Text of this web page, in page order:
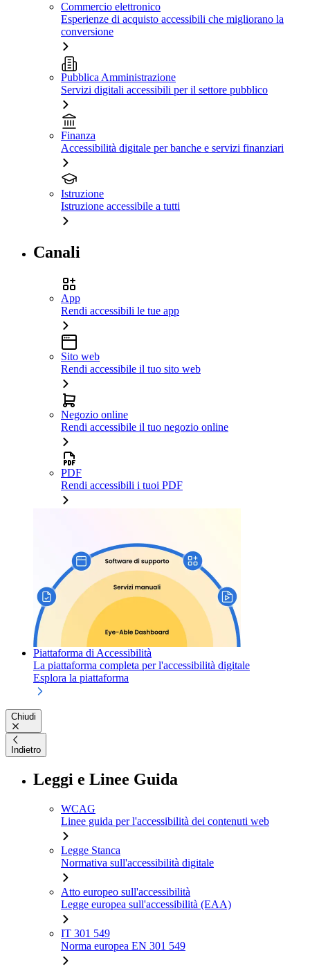
Commercio elettronico
Esperienze di acquisto accessibili che migliorano la
conversione
Pubblica Amministrazione
Servizi digitali accessibili per il settore pubblico
Finanza
Accessibilità digitale per banche e servizi finanziari
Istruzione
Istruzione accessibile a tutti
Canali
App
Rendi accessibili le tue app
Sito web
Rendi accessibile il tuo sito web
Negozio online
Rendi accessibile il tuo negozio online
PDF
Rendi accessibili i tuoi PDF
Piattaforma di Accessibilità
La piattaforma completa per l'accessibilità digitale
Esplora la piattaforma
Chiudi
Indietro
Leggi e Linee Guida
WCAG
Linee guida per l'accessibilità dei contenuti web
Legge Stanca
Normativa sull'accessibilità digitale
Atto europeo sull'accessibilità
Legge europea sull'accessibilità (EAA)
IT 301 549
Norma europea EN 301 549